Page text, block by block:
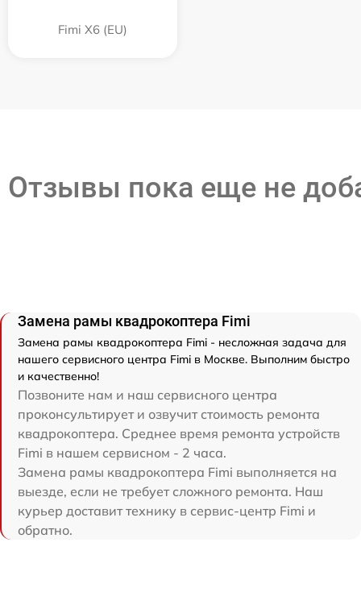
Fimi X6 (EU)
Отзывы пока еще не
Замена рамы квадрокоптера Fimi
Замена рамы квадрокоптера Fimi - несложная задача для
нашего сервисного центра Fimi в Москве. Выполним быстро
и качественно!
Позвоните нам и наш сервисного центра
проконсультирует и озвучит стоимость ремонта
квадрокоптера. Среднее время ремонта устройств
Fimi в нашем сервисном - 2 часа.
Замена рамы квадрокоптера Fimi выполняется на
выезде, если не требует сложного ремонта. Наш
курьер доставит технику в сервис-центр Fimi и
обратно.